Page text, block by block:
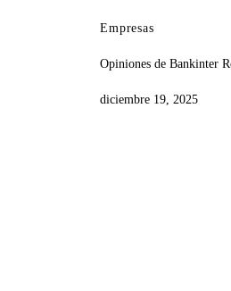
Empresas
Opiniones de Bankinter
diciembre 19, 2025